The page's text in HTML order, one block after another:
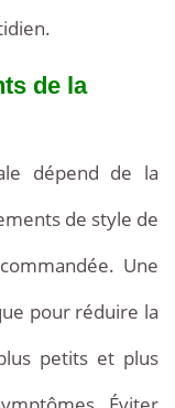
de la
dépend de la
de style de
Une
pour réduire la
petits et plus